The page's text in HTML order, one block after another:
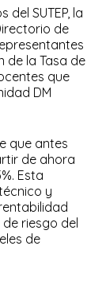
del SUTEP, la
de
de la Tasa de
que
DM
que antes
de ahora
Esta
y
riesgo del
de